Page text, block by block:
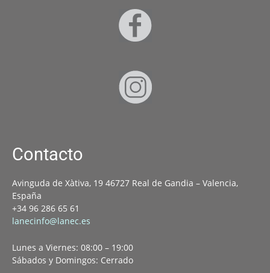
Contacto
Avinguda de Xàtiva, 19 46727 Real de Gandia – Valencia,
España
+34 96 286 65 61
lanecinfo@lanec.es
Lunes a Viernes: 08:00 – 19:00
Sábados y Domingos: Cerrado